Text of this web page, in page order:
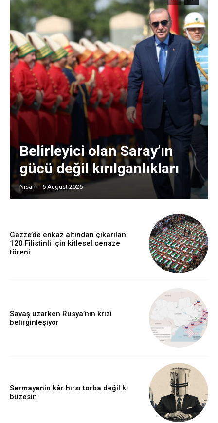
Belirleyici olan Saray’ın
gücü değil kırılganlıkları
Nisan - 6 August 2026
Gazze’de enkaz altından çıkarılan
120 Filistinli için kitlesel cenaze
töreni
Savaş uzarken Rusya’nın krizi
belirginleşiyor
Sermayenin kâr hırsı torba değil ki
büzesin